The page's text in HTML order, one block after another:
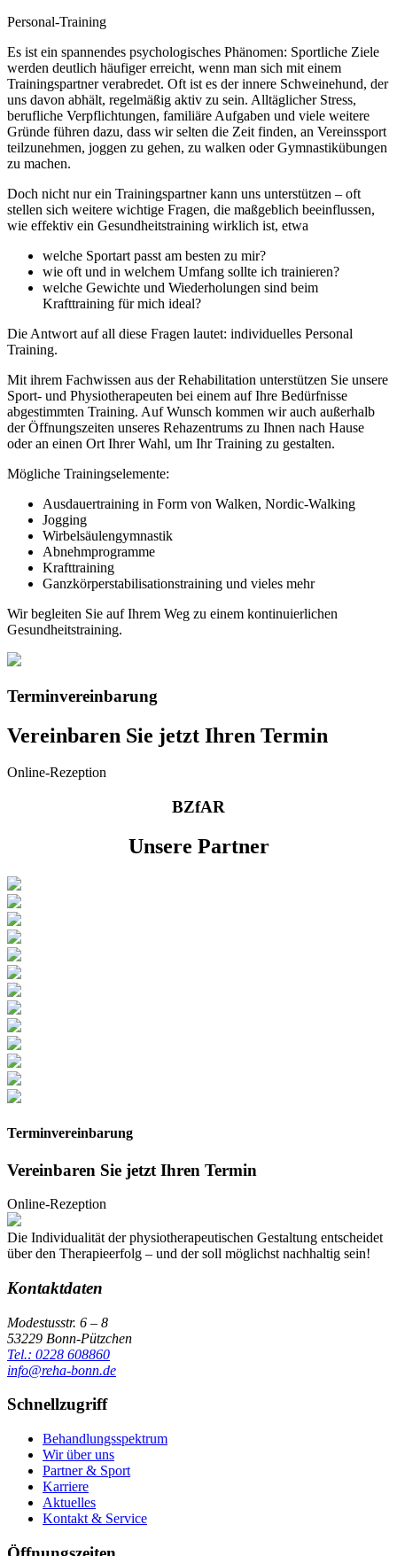
Personal-Training
Es ist ein spannendes psychologisches Phänomen: Sportliche Ziele
werden deutlich häufiger erreicht, wenn man sich mit einem
Trainingspartner verabredet. Oft ist es der innere Schweinehund, der
uns davon abhält, regelmäßig aktiv zu sein. Alltäglicher Stress,
berufliche Verpflichtungen, familiäre Aufgaben und viele weitere
Gründe führen dazu, dass wir selten die Zeit finden, an Vereinssport
teilzunehmen, joggen zu gehen, zu walken oder Gymnastikübungen
zu machen.
Doch nicht nur ein Trainingspartner kann uns unterstützen – oft
stellen sich weitere wichtige Fragen, die maßgeblich beeinflussen,
wie effektiv ein Gesundheitstraining wirklich ist, etwa
welche Sportart passt am besten zu mir?
wie oft und in welchem Umfang sollte ich trainieren?
welche Gewichte und Wiederholungen sind beim
Krafttraining für mich ideal?
Die Antwort auf all diese Fragen lautet: individuelles Personal
Training.
Mit ihrem Fachwissen aus der Rehabilitation unterstützen Sie unsere
Sport- und Physiotherapeuten bei einem auf Ihre Bedürfnisse
abgestimmten Training. Auf Wunsch kommen wir auch außerhalb
der Öffnungszeiten unseres Rehazentrums zu Ihnen nach Hause
oder an einen Ort Ihrer Wahl, um Ihr Training zu gestalten.
Mögliche Trainingselemente:
Ausdauertraining in Form von Walken, Nordic-Walking
Jogging
Wirbelsäulengymnastik
Abnehmprogramme
Krafttraining
Ganzkörperstabilisationstraining und vieles mehr
Wir begleiten Sie auf Ihrem Weg zu einem kontinuierlichen
Gesundheitstraining.
Terminvereinbarung
Vereinbaren Sie jetzt Ihren Termin
Online-Rezeption
BZfAR
Unsere Partner
Terminvereinbarung
Vereinbaren Sie jetzt Ihren Termin
Online-Rezeption
Die Individualität der physiotherapeutischen Ge­staltung entscheidet
über den Therapieerfolg – und der soll möglichst nachhaltig sein!
Kontaktdaten
Modestusstr. 6 – 8
53229 Bonn-Pützchen
Tel.: 0228 608860
info@reha-bonn.de
Schnellzugriff
Behandlungsspektrum
Wir über uns
Partner & Sport
Karriere
Aktuelles
Kontakt & Service